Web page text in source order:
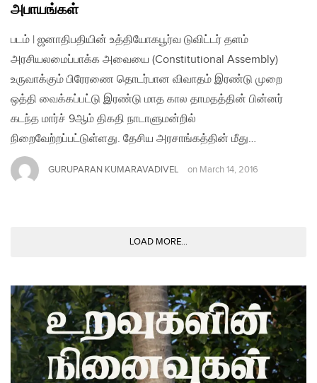
அபாயங்கள்
படம் | ஜனாதிபதியின் உத்தியோகபூர்வ டுவிட்டர் தளம்
அரசியலமைப்பாக்க அவையை (Constitutional Assembly)
உருவாக்கும் பிரேரணை தொடர்பான விவாதம் இரண்டு முறை
ஒத்தி வைக்கப்பட்டு இரண்டு மாத கால தாமதத்தின் பின்னர்
கடந்த மார்ச் 9ஆம் திகதி நாடாளுமன்றில்
நிறைவேற்றப்பட்டுள்ளது. தேசிய அரசாங்கத்தின் மீது…
GURUPARAN KUMARAVADIVEL on March 14, 2016
LOAD MORE...